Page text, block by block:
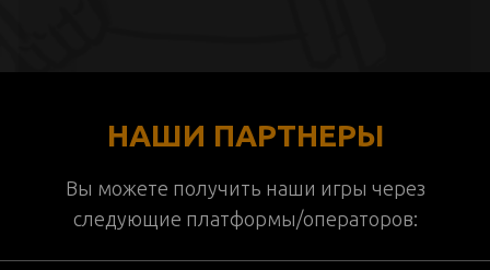
НАШИ ПАРТНЕРЫ
Вы можете получить наши игры через
следующие платформы/операторов: